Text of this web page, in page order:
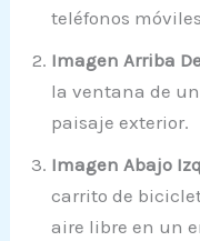
teléfonos
Imagen Arriba
la ventana de
paisaje exterior.
Imagen Abajo
carrito de
aire libre en un